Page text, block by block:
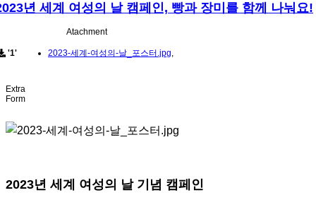
년 세계 여성의 날 캠페인, 빵과 장미를 함께 나눠요!
Atachment
'1' 2023-세계-여성의-날_포스터.jpg,
Extra
Form
2023년 세계 여성의 날 기념 캠페인